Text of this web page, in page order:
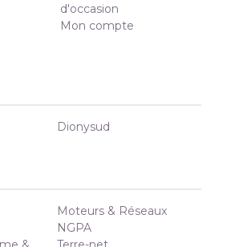
d'occasion
Mon compte
Dionysud
Moteurs & Réseaux
NGPA